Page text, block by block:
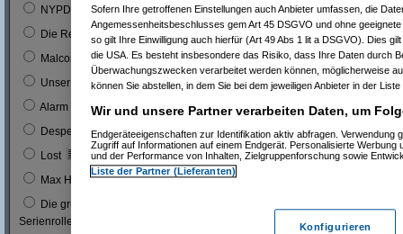
NYPD Blue 0
Die Rettungsflieger 0
Malcom 9 3 %
Unser Charly 0
Alarm für Cobra 11 0
Desperate Housewives 1 %
Lost 7 3 %
Max Headroom
Die grüne Hornisse (Bruce Lee´s erste
Serienrolle...)
0
Sofern Ihre getroffenen Einstellungen auch Anbieter umfassen, die
Angemessenheitsbeschlusses gem Art 45 DSGVO und ohne
so gilt Ihre Einwilligung auch hierfür (Art 49 Abs 1 lit a DSGVO). Dies
die USA. Es besteht insbesondere das Risiko, dass Ihre Daten durch
Überwachungszwecken verarbeitet werden können, möglicherweise
können Sie abstellen, in dem Sie bei dem jeweiligen Anbieter in der
Wir und unsere Partner verarbeiten Daten, um
Endgeräteeigenschaften zur Identifikation aktiv abfragen. Verwendung
Zugriff auf Informationen auf einem Endgerät. Personalisierte Werbung
und der Performance von Inhalten, Zielgruppenforschung sowie
Liste der Partner (Lieferanten)
Konfigurieren